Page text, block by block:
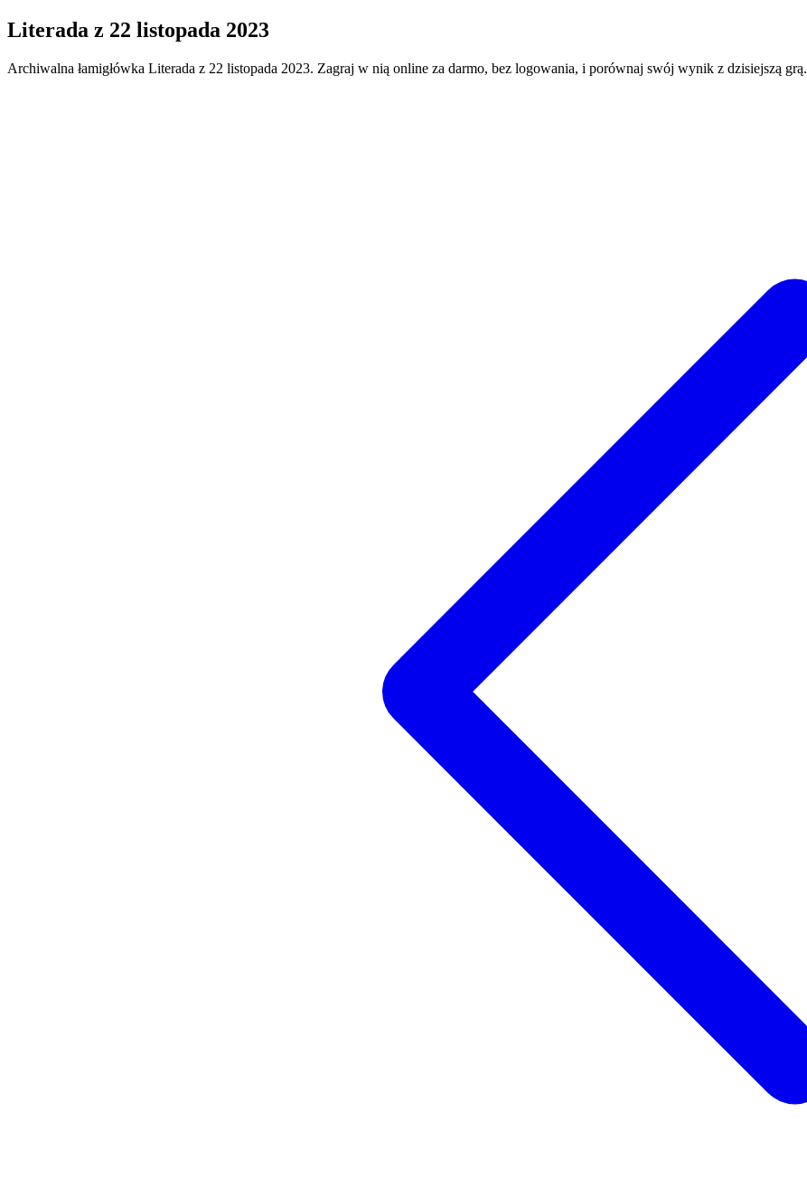
Literada z 22 listopada 2023
Archiwalna łamigłówka Literada z 22 listopada 2023. Zagraj w nią online za darmo, bez logowania, i porównaj swój wynik z dzisiejszą grą.